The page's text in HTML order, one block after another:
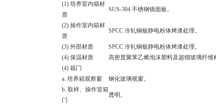
(1) 培养室内箱材
质
SUS-304 不锈钢镜面板。
(2) 操作室内箱材
质
SPCC 冷轧钢板静电粉体烤漆处理。
(3) 外部材质 SPCC 冷轧钢板静电粉体烤漆处理。
(4) 保温材质
高密度聚苯乙烯泡沫塑料及超细玻璃纤维
(4) 箱门
a. 培养箱观察窗
钢化玻璃视窗。
b. 取样、操作室箱
门
透明。